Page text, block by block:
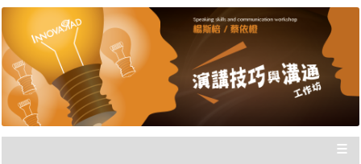
演講技巧與溝通工作坊 |
新思惟國際
楊斯棓與蔡依橙親自講授，理念型
與專業型演講的規劃重點，並有實
際上台互動機會，讓你在與群眾互
≡